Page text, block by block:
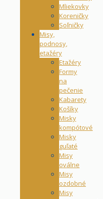
Mliekovky
Koreničky
Soľničky
Misy,
podnosy,
etažéry
Etažéry
Formy
na
pečenie
Kabarety
Košíky
Misky
kompótové
Misky
guľaté
Misy
oválne
Misy
ozdobné
Misy